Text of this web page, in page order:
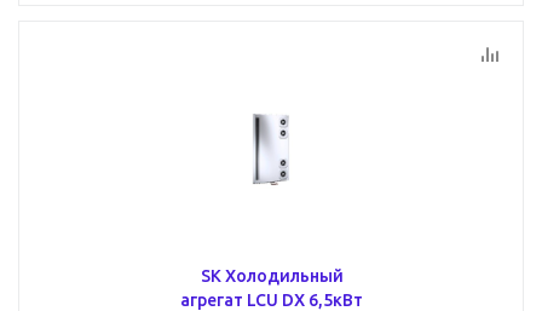
SK Холодильный
агрегат LCU DX 6,5кВт